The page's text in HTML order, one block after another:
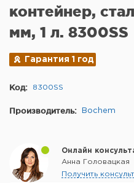
контейнер,
мм, 1 л. 8300SS
Гарантия 1 год
Код: 8300SS
Производитель: Bochem
Онлайн
Анна Головацкая
Получить